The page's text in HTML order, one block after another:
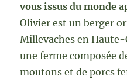
vous issus du monde
Olivier est un berger
Millevaches en
une ferme composée
moutons et de porcs